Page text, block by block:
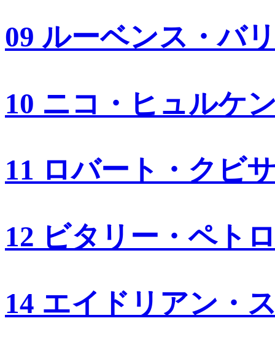
09 ルーベンス・バ
10 ニコ・ヒュルケ
11 ロバート・クビ
12 ビタリー・ペト
14 エイドリアン・